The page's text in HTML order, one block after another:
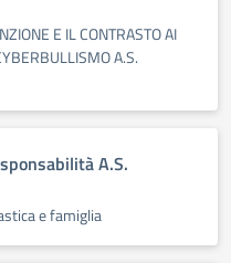
E IL CONTRASTO AI
A.S.
A.S.
e famiglia